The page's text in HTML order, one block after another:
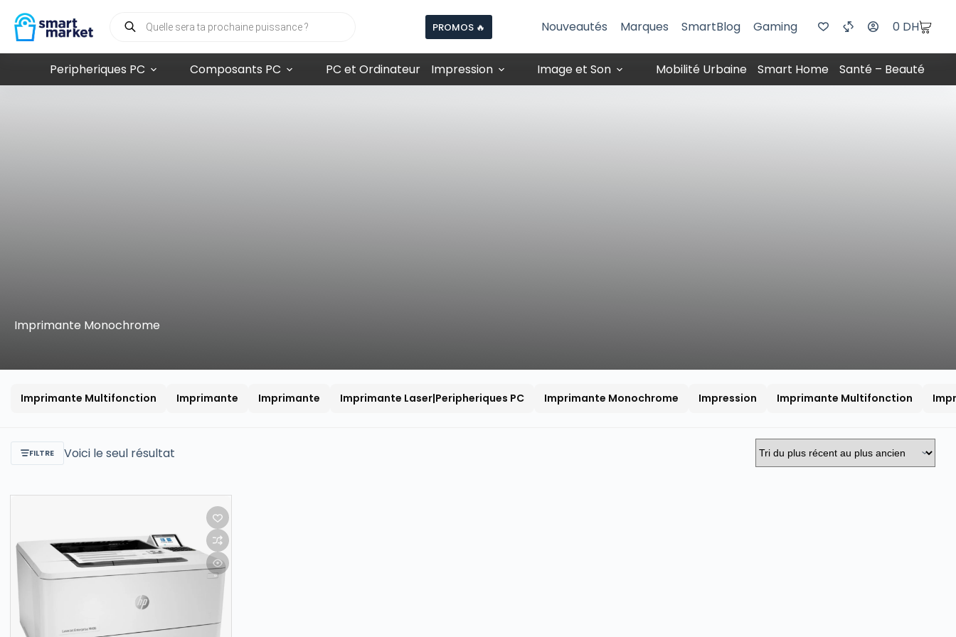
PROMOS 🔥 Nouveautés Marques SmartBlog Gaming 0 DH
Peripheriques PC Composants PC PC et Ordinateur Impression Image et Son Mobilité Urbaine Smart Home Santé – Beauté
Imprimante Monochrome
Imprimante Multifonction Imprimante Imprimante Imprimante Laser|Peripheriques PC Imprimante Monochrome Impression Imprimante Multifonction
FILTRE Voici le seul résultat